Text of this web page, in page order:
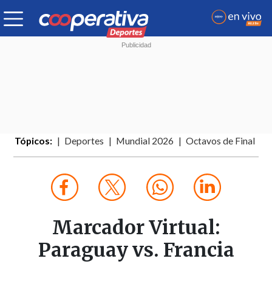
Tópicos: Deportes Mundial 2026 Octavos de Final
Marcador Virtual:
Paraguay vs. Francia